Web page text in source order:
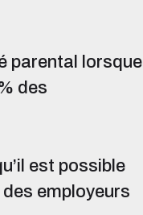
parental lorsque
des
est possible
employeurs